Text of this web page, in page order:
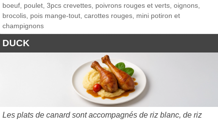
boeuf, poulet, 3pcs crevettes, poivrons rouges et verts, oignons,
brocolis, pois mange-tout, carottes rouges, mini potiron et
champignons
DUCK
Les plats de canard sont accompagnés de riz blanc, de riz